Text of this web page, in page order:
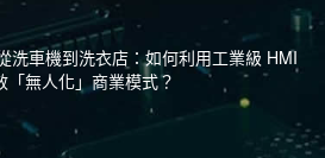
洗車機到洗衣店：如何利用工業級 HMI
「無人化」商業模式？